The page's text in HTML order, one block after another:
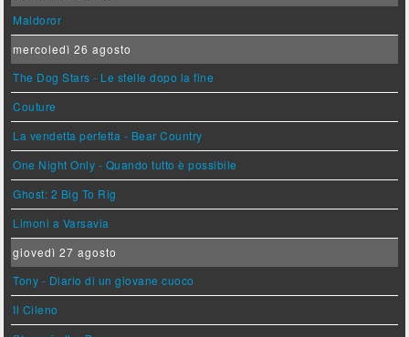
Maldoror
mercoledì 26 agosto
The Dog Stars - Le stelle dopo la fine
Couture
La vendetta perfetta - Bear Country
One Night Only - Quando tutto è possibile
Ghost: 2 Big To Rig
Limoni a Varsavia
giovedì 27 agosto
Tony - Diario di un giovane cuoco
Il Cileno